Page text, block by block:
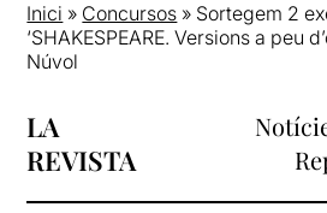
Inici » Concursos » Sortegem 2
‘SHAKESPEARE. Versions a peu
Núvol
LA
REVISTA